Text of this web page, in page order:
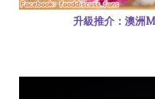
升級推介：澳洲